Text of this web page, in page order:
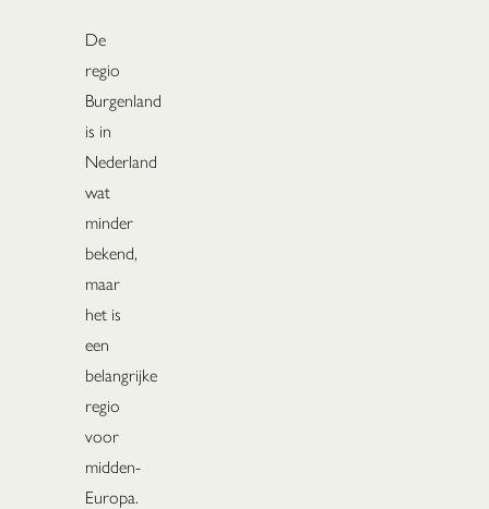
De
regio
Burgenland
is in
Nederland
wat
minder
bekend,
maar
het is
een
belangrijke
regio
voor
midden-
Europa.